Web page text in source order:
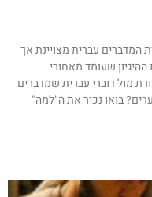
עברית מצויינת אך
שעומד מאחורי
מול דוברי עברית שמדברים
בואו נכיר את ה"למה"